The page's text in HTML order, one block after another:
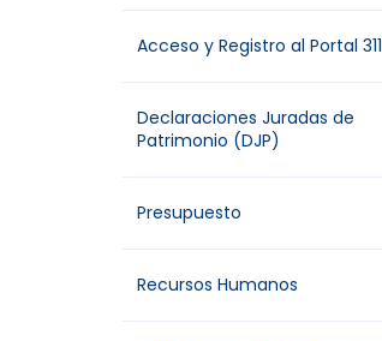
Acceso y Registro al Portal 311
Declaraciones Juradas de
Patrimonio (DJP)
Presupuesto
Recursos Humanos